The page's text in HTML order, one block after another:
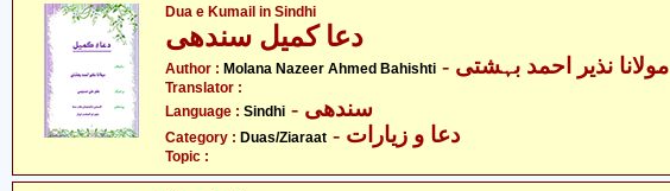
Dua e Kumail in Sindhi
دعا کمیل سندھی
Author : Molana Nazeer Ahmed Bahishti - مولانا نذیر احمد بہشتی
Translator :
Language : Sindhi - سندھی
Category : Duas/Ziaraat - دعا و زیارات
Topic :